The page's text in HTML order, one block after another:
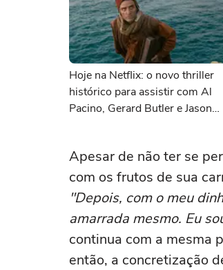
Hoje na Netflix: o novo thriller
histórico para assistir com Al
Pacino, Gerard Butler e Jason
Apesar de não ter se
com os frutos de sua
"Depois, com o meu
amarrada mesmo. Eu
continua com a mesma
então, a concretização